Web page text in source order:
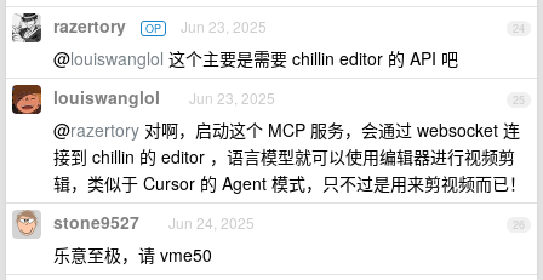
24
razertory OP Jun 23, 2025
@louiswanglol 这个主要是需要 chillin editor 的 API 吧
25
louiswanglol Jun 23, 2025
@razertory 对啊，启动这个 MCP 服务，会通过 websocket 连
接到 chillin 的 editor ，语言模型就可以使用编辑器进行视频剪
辑，类似于 Cursor 的 Agent 模式，只不过是用来剪视频而已！
26
stone9527 Jun 24, 2025
乐意至极，请 vme50